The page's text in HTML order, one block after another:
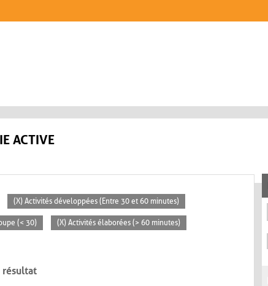
ACTIVE
(X) Activités développées (Entre 30 et 60 minutes)
(< 30) (X) Activités élaborées (> 60 minutes)
résultat